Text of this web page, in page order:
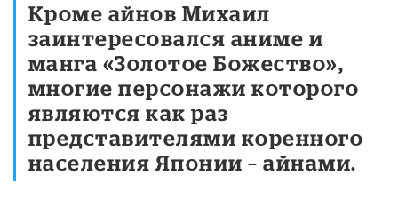
Кроме айнов Михаил
заинтересовался аниме и
манга «Золотое Божество»,
многие персонажи которого
являются как раз
представителями коренного
населения Японии – айнами.